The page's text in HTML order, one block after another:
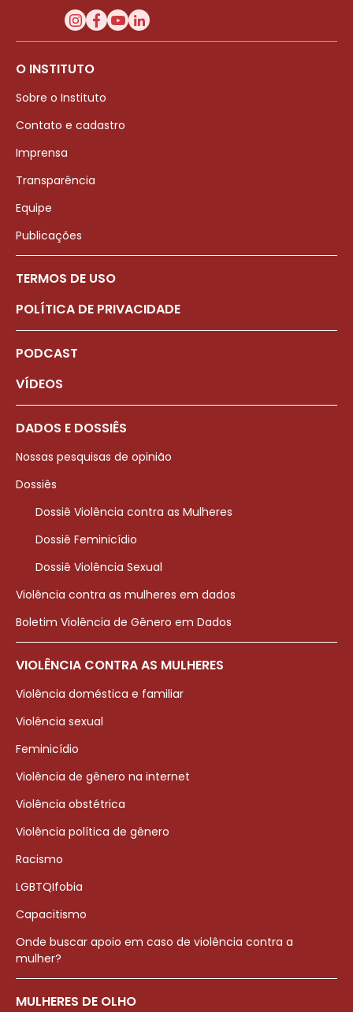
O INSTITUTO
Sobre o Instituto
Contato e cadastro
Imprensa
Transparência
Equipe
Publicações
TERMOS DE USO
POLÍTICA DE PRIVACIDADE
PODCAST
VÍDEOS
DADOS E DOSSIÊS
Nossas pesquisas de opinião
Dossiês
Dossiê Violência contra as Mulheres
Dossiê Feminicídio
Dossiê Violência Sexual
Violência contra as mulheres em dados
Boletim Violência de Gênero em Dados
VIOLÊNCIA CONTRA AS MULHERES
Violência doméstica e familiar
Violência sexual
Feminicídio
Violência de gênero na internet
Violência obstétrica
Violência política de gênero
Racismo
LGBTQIfobia
Capacitismo
Onde buscar apoio em caso de violência contra a
mulher?
MULHERES DE OLHO